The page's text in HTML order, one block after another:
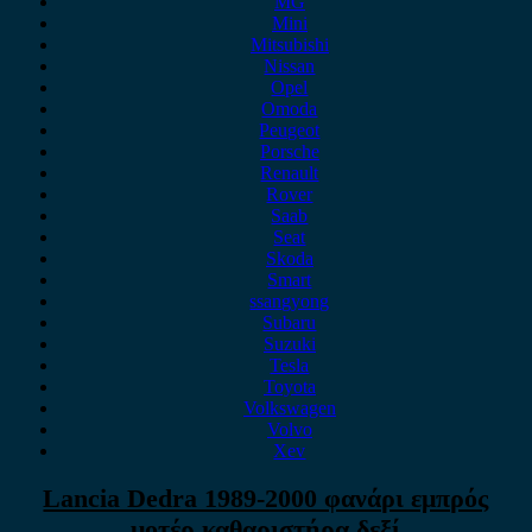
Mini
Mitsubishi
Nissan
Opel
Omoda
Peugeot
Porsche
Renault
Rover
Saab
Seat
Skoda
Smart
ssangyong
Subaru
Suzuki
Tesla
Toyota
Volkswagen
Volvo
Xev
Lancia Dedra 1989-2000 φανάρι εμπρός